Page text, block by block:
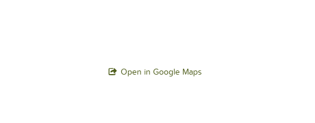
Open in Google Maps